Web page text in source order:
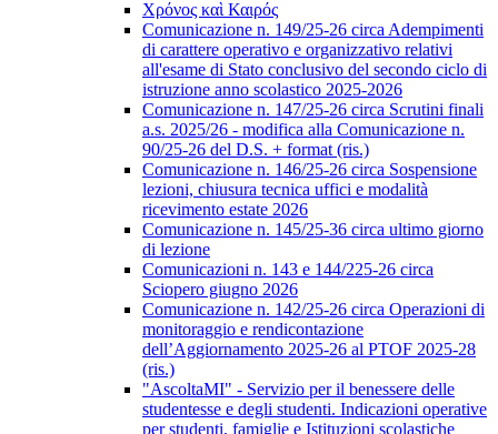
Χρόνος καὶ Καιρός
Comunicazione n. 149/25-26 circa Adempimenti
di carattere operativo e organizzativo relativi
all'esame di Stato conclusivo del secondo ciclo di
istruzione anno scolastico 2025-2026
Comunicazione n. 147/25-26 circa Scrutini finali
a.s. 2025/26 - modifica alla Comunicazione n.
90/25-26 del D.S. + format (ris.)
Comunicazione n. 146/25-26 circa Sospensione
lezioni, chiusura tecnica uffici e modalità
ricevimento estate 2026
Comunicazione n. 145/25-36 circa ultimo giorno
di lezione
Comunicazioni n. 143 e 144/225-26 circa
Sciopero giugno 2026
Comunicazione n. 142/25-26 circa Operazioni di
monitoraggio e rendicontazione
dell’Aggiornamento 2025-26 al PTOF 2025-28
(ris.)
"AscoltaMI" - Servizio per il benessere delle
studentesse e degli studenti. Indicazioni operative
per studenti, famiglie e Istituzioni scolastiche